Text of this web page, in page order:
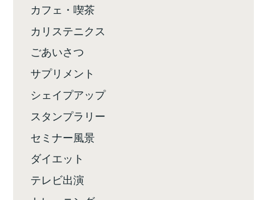
カフェ・喫茶
カリステニクス
ごあいさつ
サプリメント
シェイプアップ
スタンプラリー
セミナー風景
ダイエット
テレビ出演